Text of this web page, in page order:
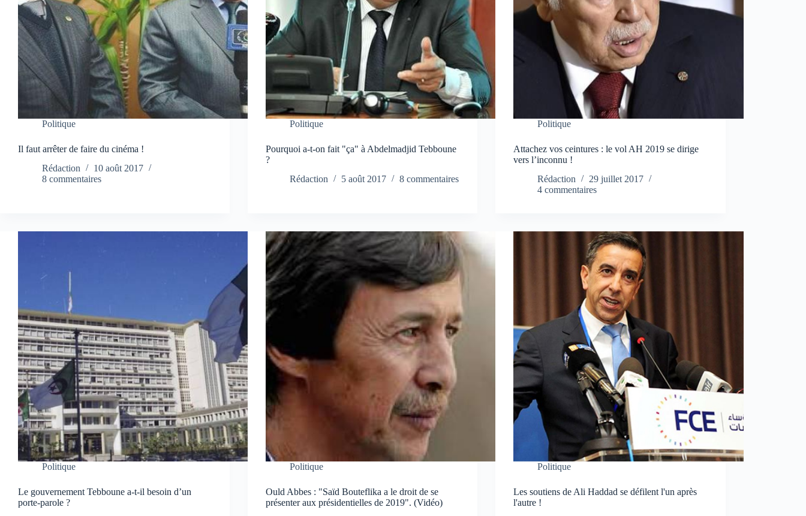
Politique
Il faut arrêter de faire du cinéma !
Rédaction
10 août 2017
8 commentaires
Politique
Pourquoi a-t-on fait "ça" à Abdelmadjid Tebboune
?
Rédaction
5 août 2017 8 commentaires
Politique
Attachez vos ceintures : le vol AH 2019 se dirige
vers l’inconnu !
Rédaction
29 juillet 2017
4 commentaires
Politique
Le gouvernement Tebboune a-t-il besoin d’un
porte-parole ?
Politique
Ould Abbes : "Saïd Bouteflika a le droit de se
présenter aux présidentielles de 2019". (Vidéo)
Politique
Les soutiens de Ali Haddad se défilent l'un après
l'autre !